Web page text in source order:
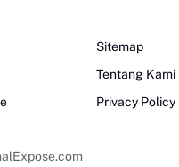
Sitemap
Tentang Kami
Privacy Policy